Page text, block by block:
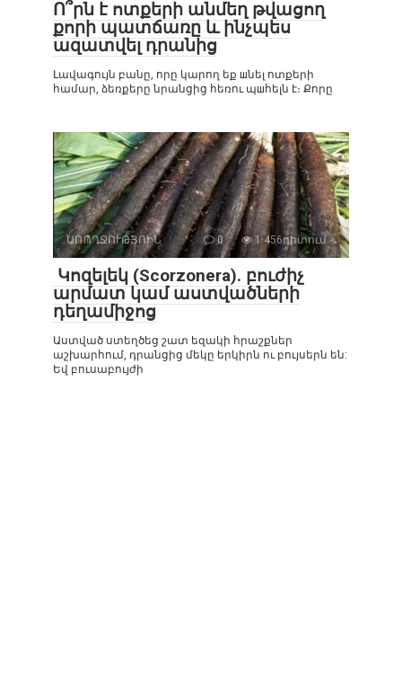
Ո՞րն է ոտքերի անմեղ թվացող
քորի պատճառը և ինչպես
ազատվել դրանից
Լավագույն բանը, որը կարող եք шնել ոտքերի
համար, ձեռքերը նրանցից հեռու պшհելն է։ Քորը
ԱՌՈՂՋՈՒԹՅՈԻՆ 0 1 456դիտում
Կոզելեկ (Scorzonera). բուժիչ
արմատ կամ աստվածների
դեղամիջոց
Աստված ստեղծեց շատ եզակի հրաշքներ
աշխարհում, դրանցից մեկը երկիրն ու բույսերն են:
Եվ բուսաբույժի